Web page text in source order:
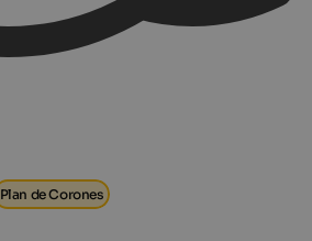
Plan de Corones